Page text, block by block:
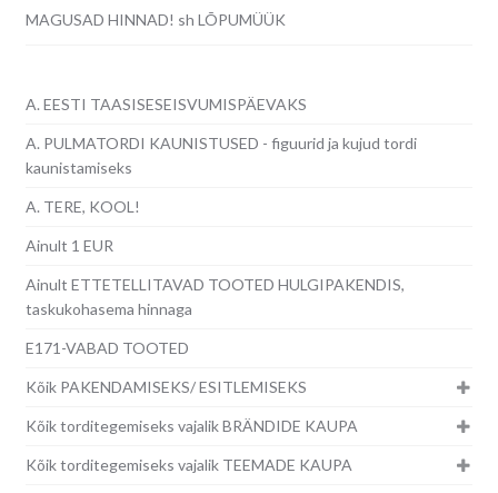
MAGUSAD HINNAD! sh LÕPUMÜÜK
A. EESTI TAASISESEISVUMISPÄEVAKS
A. PULMATORDI KAUNISTUSED - figuurid ja kujud tordi
kaunistamiseks
A. TERE, KOOL!
Ainult 1 EUR
Ainult ETTETELLITAVAD TOOTED HULGIPAKENDIS,
taskukohasema hinnaga
E171-VABAD TOOTED
Kõik PAKENDAMISEKS/ ESITLEMISEKS
Kõik torditegemiseks vajalik BRÄNDIDE KAUPA
Kõik torditegemiseks vajalik TEEMADE KAUPA